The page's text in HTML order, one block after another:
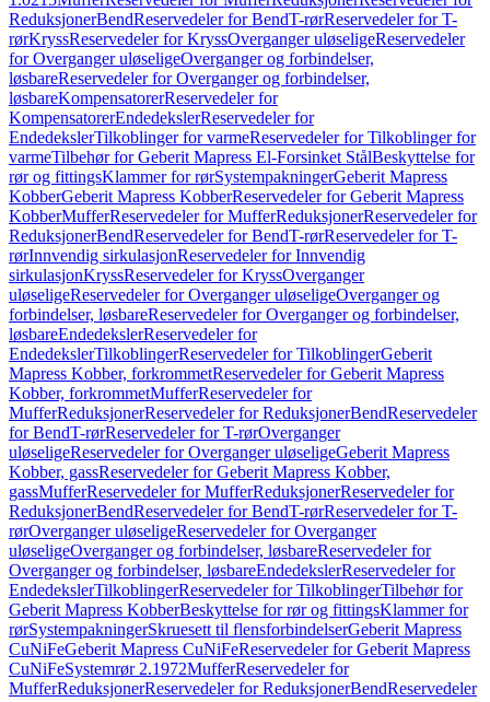
ReduksjonerBendReservedeler for BendT-rørReservedeler for T-
rørKryssReservedeler for KryssOverganger uløseligeReservedeler
for Overganger uløseligeOverganger og forbindelser,
løsbareReservedeler for Overganger og forbindelser,
løsbareKompensatorerReservedeler for
KompensatorerEndedekslerReservedeler for
EndedekslerTilkoblinger for varmeReservedeler for Tilkoblinger for
varmeTilbehør for Geberit Mapress El-Forsinket StålBeskyttelse for
rør og fittingsKlammer for rørSystempakningerGeberit Mapress
KobberGeberit Mapress KobberReservedeler for Geberit Mapress
KobberMufferReservedeler for MufferReduksjonerReservedeler for
ReduksjonerBendReservedeler for BendT-rørReservedeler for T-
rørInnvendig sirkulasjonReservedeler for Innvendig
sirkulasjonKryssReservedeler for KryssOverganger
uløseligeReservedeler for Overganger uløseligeOverganger og
forbindelser, løsbareReservedeler for Overganger og forbindelser,
løsbareEndedekslerReservedeler for
EndedekslerTilkoblingerReservedeler for TilkoblingerGeberit
Mapress Kobber, forkrommetReservedeler for Geberit Mapress
Kobber, forkrommetMufferReservedeler for
MufferReduksjonerReservedeler for ReduksjonerBendReservedeler
for BendT-rørReservedeler for T-rørOverganger
uløseligeReservedeler for Overganger uløseligeGeberit Mapress
Kobber, gassReservedeler for Geberit Mapress Kobber,
gassMufferReservedeler for MufferReduksjonerReservedeler for
ReduksjonerBendReservedeler for BendT-rørReservedeler for T-
rørOverganger uløseligeReservedeler for Overganger
uløseligeOverganger og forbindelser, løsbareReservedeler for
Overganger og forbindelser, løsbareEndedekslerReservedeler for
EndedekslerTilkoblingerReservedeler for TilkoblingerTilbehør for
Geberit Mapress KobberBeskyttelse for rør og fittingsKlammer for
rørSystempakningerSkruesett til flensforbindelserGeberit Mapress
CuNiFeGeberit Mapress CuNiFeReservedeler for Geberit Mapress
CuNiFeSystemrør 2.1972MufferReservedeler for
MufferReduksjonerReservedeler for ReduksjonerBendReservedeler